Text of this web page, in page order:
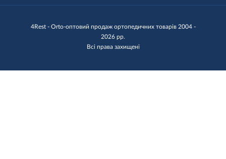
4Rest - Orto-оптовий продаж ортопедичних товарів 2004 -
2026 рр.
Всі права захищені